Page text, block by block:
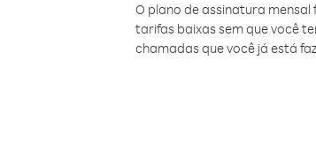
O plano de assinatura
tarifas baixas sem que você
chamadas que você já está